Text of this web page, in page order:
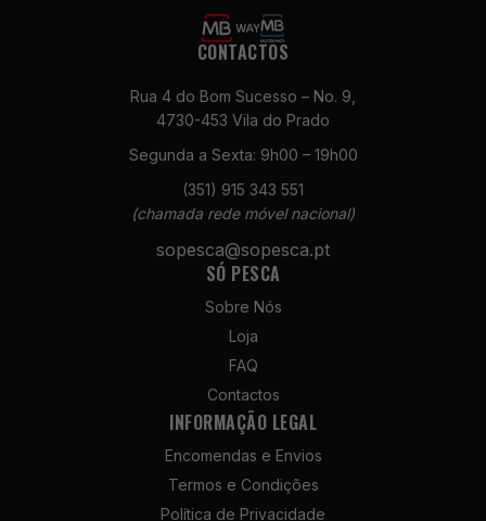
CONTACTOS
Rua 4 do Bom Sucesso – No. 9,
4730-453 Vila do Prado
Segunda a Sexta: 9h00 – 19h00
(351) 915 343 551
(chamada rede móvel nacional)
sopesca@sopesca.pt
SÓ PESCA
Sobre Nós
Loja
FAQ
Contactos
INFORMAÇÃO LEGAL
Encomendas e Envios
Termos e Condições
Política de Privacidade
melhorar a
funcionalidade
e a estrutura
base na forma
como é
Experiência
nosso site
funcione da
melhor forma
necessitamos
de cookies. Se
recusar estes
cookies,
algumas
funcionalidades